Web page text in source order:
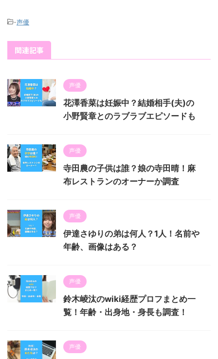
-声優
関連記事
声優
花澤香菜は妊娠中？結婚相手(夫)の
小野賢章とのラブラブエピソードも
声優
寺田農の子供は誰？娘の寺田晴！麻
布レストランのオーナーか調査
声優
伊達さゆりの弟は何人？1人！名前や
年齢、画像はある？
声優
鈴木崚汰のwiki経歴プロフまとめ一
覧！年齢・出身地・身長も調査！
声優